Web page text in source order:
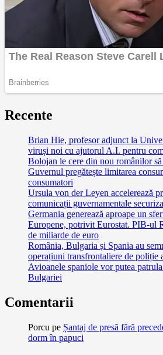
Recente
Brian Hie, profesor adjunct la
viruși noi cu ajutorul A.I. pentru
Bolojan le cere din nou românilor să
Guvernul pregătește limitarea
consumatori
Ursula von der Leyen accelerează
comunicații guvernamentale
Germania generează aproape un
Europene, potrivit Eurostat. PIB-ul
de miliarde de euro
România, Bulgaria și Spania au
operațiuni transfrontaliere de poliție
Avioanele spaniole vor putea
Bulgariei
Comentarii
Porcu pe Șantaj de presă fără
dorm în papuci